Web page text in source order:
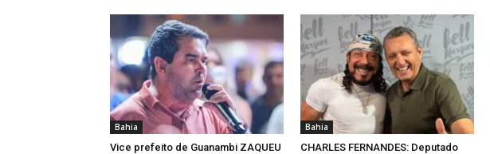
Bahia
Vice prefeito de Guanambi ZAQUEU
Bahia
CHARLES FERNANDES: Deputado